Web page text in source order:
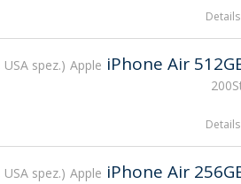
Details
USA spez. Apple iPhone Air
Details
USA spez. Apple iPhone Air